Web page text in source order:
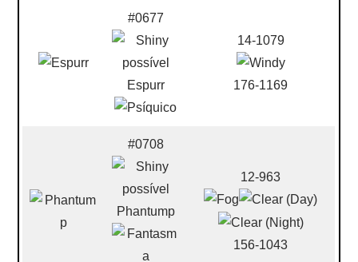
#0677
Espurr
14-1079
176-1169
#0708
Phantump
12-963
156-1043